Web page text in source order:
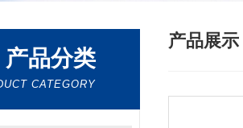
产品分类
CATEGORY
产品展示